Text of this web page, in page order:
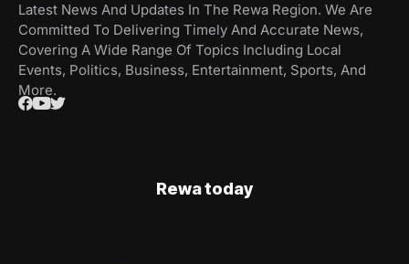
Latest News And Updates In The Rewa Region. We Are
Committed To Delivering Timely And Accurate News,
Covering A Wide Range Of Topics Including Local
Events, Politics, Business, Entertainment, Sports, And
More.
Rewa today